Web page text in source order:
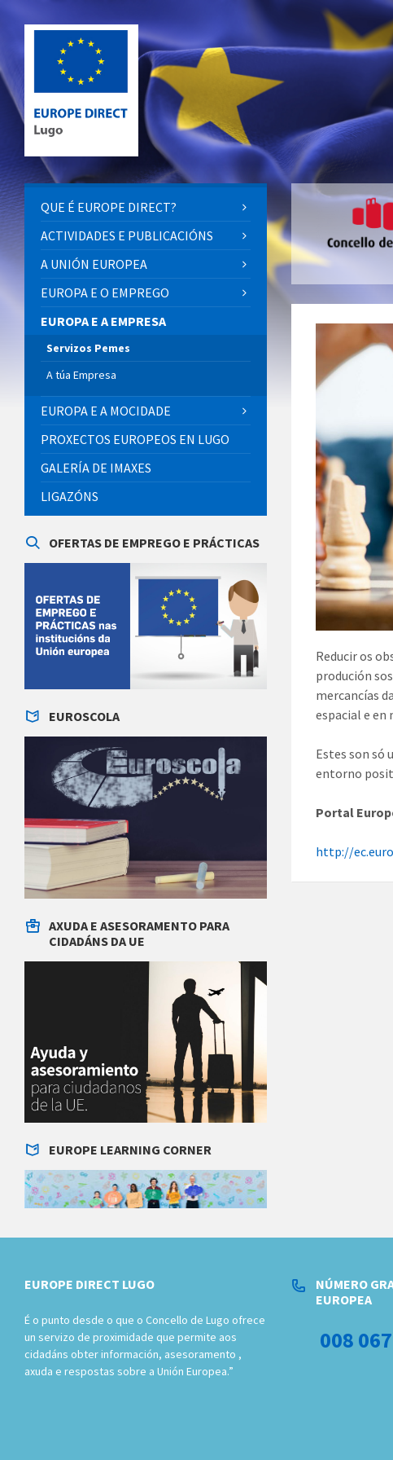
Reducir os
produción
mercancías
espacial e en
Estes son só
entorno
Portal
http://
QUE É EUROPE DIRECT?
ACTIVIDADES E PUBLICACIÓNS
A UNIÓN EUROPEA
EUROPA E O EMPREGO
EUROPA E A EMPRESA
Servizos Pemes
A túa Empresa
EUROPA E A MOCIDADE
PROXECTOS EUROPEOS EN LUGO
GALERÍA DE IMAXES
LIGAZÓNS
OFERTAS DE EMPREGO E PRÁCTICAS
EUROSCOLA
AXUDA E ASESORAMENTO PARA
CIDADÁNS DA UE
EUROPE LEARNING CORNER
EUROPE DIRECT LUGO
É o punto desde o que o Concello de Lugo ofrece
un servizo de proximidade que permite aos
cidadáns obter información, asesoramento ,
axuda e respostas sobre a Unión Europea.”
NÚMERO
EUROPEA
008